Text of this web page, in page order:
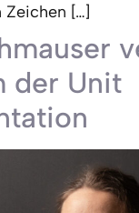
Zeichen […]
der Unit